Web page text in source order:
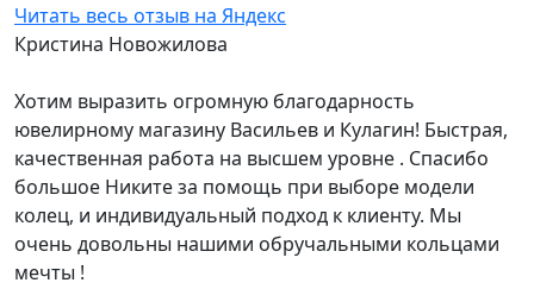
Читать весь отзыв на Яндекс
Кристина Новожилова
Хотим выразить огромную благодарность
ювелирному магазину Васильев и Кулагин! Быстрая,
качественная работа на высшем уровне . Спасибо
большое Никите за помощь при выборе модели
колец, и индивидуальный подход к клиенту. Мы
очень довольны нашими обручальными кольцами
мечты !